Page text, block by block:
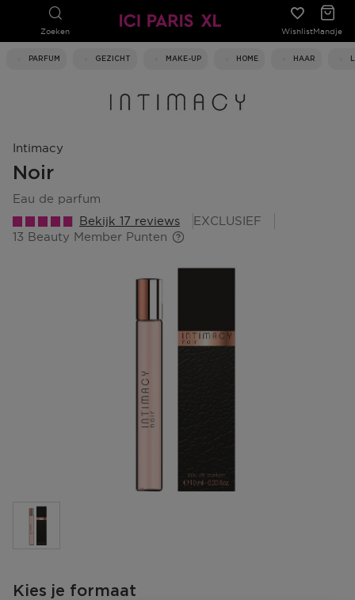
Zoeken WishlistMandje
PARFUM GEZICHT MAKE-UP HOME HAAR
Intimacy
Noir
eau de parfum
Bekijk 17 reviews
EXCLUSIEF
13 Beauty Member Punten
Kies je formaat